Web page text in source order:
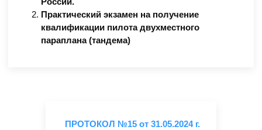
Практический экзамен на получение
квалификации пилота двухместного
параплана (тандема)
ПРОТОКОЛ №15 от 31.05.2024 г.